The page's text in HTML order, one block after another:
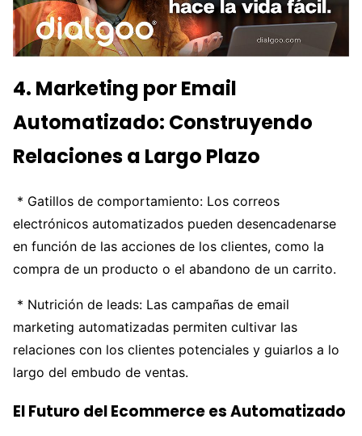
4. Marketing por Email
Automatizado: Construyendo
Relaciones a Largo Plazo
* Gatillos de comportamiento: Los correos
electrónicos automatizados pueden desencadenarse
en función de las acciones de los clientes, como la
compra de un producto o el abandono de un carrito.
* Nutrición de leads: Las campañas de email
marketing automatizadas permiten cultivar las
relaciones con los clientes potenciales y guiarlos a lo
largo del embudo de ventas.
El Futuro del Ecommerce es Automatizado